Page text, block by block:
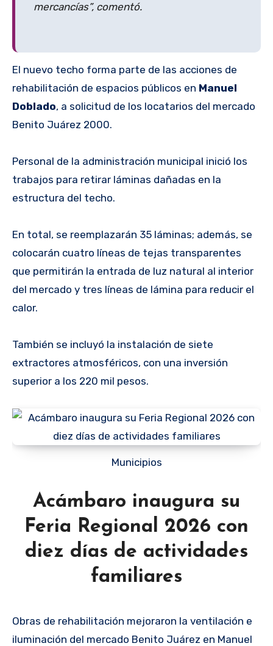
mercancías”, comentó.
El nuevo techo forma parte de las acciones de
rehabilitación de espacios públicos en Manuel
Doblado, a solicitud de los locatarios del mercado
Benito Juárez 2000.
Personal de la administración municipal inició los
trabajos para retirar láminas dañadas en la
estructura del techo.
En total, se reemplazarán 35 láminas; además, se
colocarán cuatro líneas de tejas transparentes
que permitirán la entrada de luz natural al interior
del mercado y tres líneas de lámina para reducir el
calor.
También se incluyó la instalación de siete
extractores atmosféricos, con una inversión
superior a los 220 mil pesos.
Municipios
Acámbaro inaugura su
Feria Regional 2026 con
diez días de actividades
familiares
Obras de rehabilitación mejoraron la ventilación e
iluminación del mercado Benito Juárez en Manuel